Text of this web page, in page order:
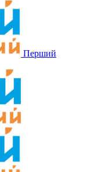
Перший